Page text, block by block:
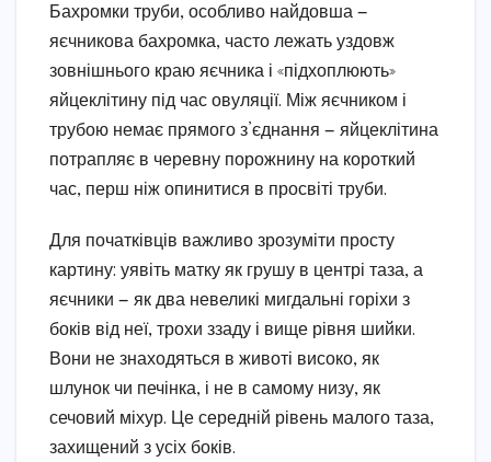
Бахромки труби, особливо найдовша —
яєчникова бахромка, часто лежать уздовж
зовнішнього краю яєчника і «підхоплюють»
яйцеклітину під час овуляції. Між яєчником і
трубою немає прямого з’єднання — яйцеклітина
потрапляє в черевну порожнину на короткий
час, перш ніж опинитися в просвіті труби.
Для початківців важливо зрозуміти просту
картину: уявіть матку як грушу в центрі таза, а
яєчники — як два невеликі мигдальні горіхи з
боків від неї, трохи ззаду і вище рівня шийки.
Вони не знаходяться в животі високо, як
шлунок чи печінка, і не в самому низу, як
сечовий міхур. Це середній рівень малого таза,
захищений з усіх боків.